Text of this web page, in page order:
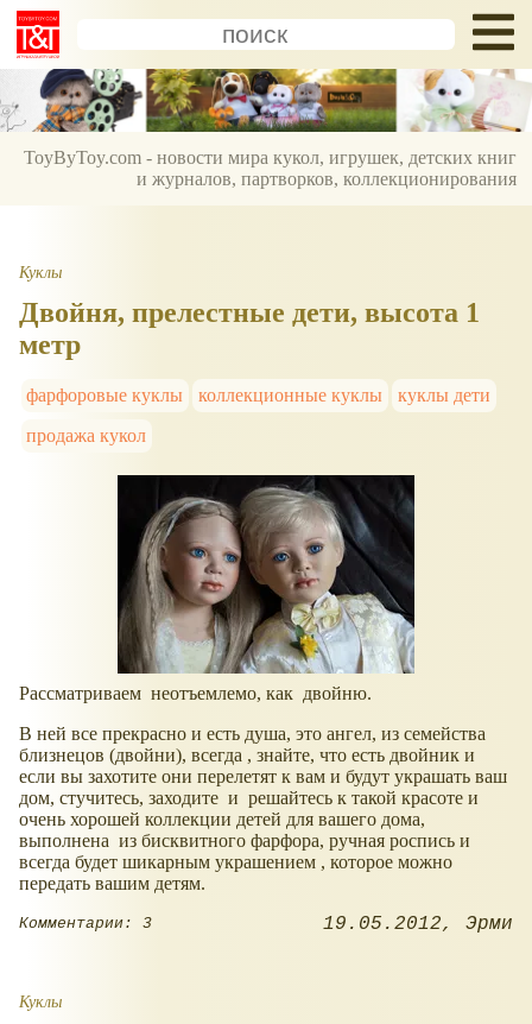
ToyByToy.com - новости мира кукол, игрушек, детских книг
и журналов, партворков, коллекционирования
Куклы
Двойня, прелестные дети, высота 1
метр
фарфоровые куклы коллекционные куклы
куклы дети
продажа кукол
Рассматриваем неотъемлемо, как двойню.
В ней все прекрасно и есть душа, это ангел, из семейства
близнецов (двойни), всегда , знайте, что есть двойник и
если вы захотите они перелетят к вам и будут украшать ваш
дом, стучитесь, заходите и решайтесь к такой красоте и
очень хорошей коллекции детей для вашего дома,
выполнена из бисквитного фарфора, ручная роспись и
всегда будет шикарным украшением , которое можно
передать вашим детям.
Комментарии: 3 19.05.2012 Эрми
Куклы